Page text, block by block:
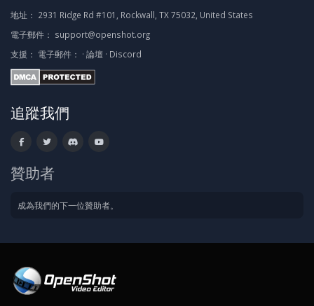
地址： 2931 Ridge Rd #101, Rockwall, TX 75032, United States
電子郵件： support@openshot.org
支援： 電子郵件： · 論壇 · Discord
追蹤我們
贊助者
成為我們的下一位贊助者。